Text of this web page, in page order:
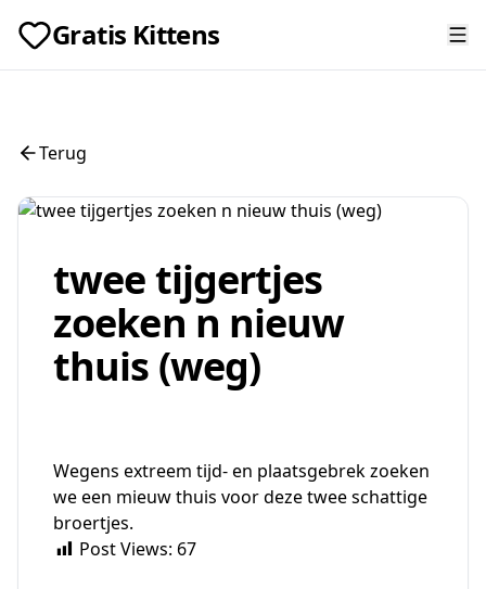
Gratis Kittens
Terug
twee tijgertjes
zoeken n nieuw
thuis (weg)
Wegens extreem tijd- en plaatsgebrek zoeken
we een mieuw thuis voor deze twee schattige
broertjes.
Post Views: 67